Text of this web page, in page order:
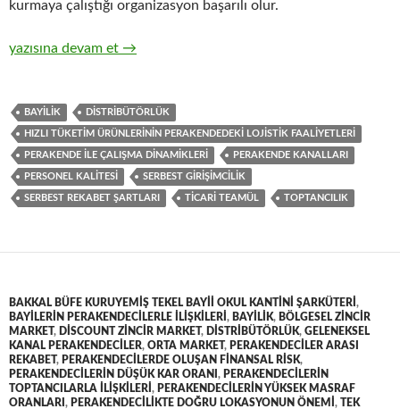
kurmaya çalıştığı organizasyon başarılı olur.
14-Zincir Perakendecilerle hızlı tüketim ürünlerinin toptan
yazısına devam et →
BAYILIK DISTRIBÜTÖRLÜK
HIZLI TÜKETIM ÜRÜNLERININ PERAKENDEDEKI LOJISTIK FAALIYETLERI
PERAKENDE ILE ÇALIŞMA DINAMIKLERI PERAKENDE KANALLARI
PERSONEL KALITESI SERBEST GIRIŞIMCILIK
SERBEST REKABET ŞARTLARI TICARI TEAMÜL TOPTANCILIK
BAKKAL BÜFE KURUYEMIŞ TEKEL BAYII OKUL KANTINI ŞARKÜTERI ,
BAYILERIN PERAKENDECILERLE ILIŞKILERI , BAYILIK, BÖLGESEL ZINCIR
MARKET, DISCOUNT ZINCIR MARKET, DISTRIBÜTÖRLÜK, GELENEKSEL
KANAL PERAKENDECILER, ORTA MARKET, PERAKENDECILER ARASI
REKABET, PERAKENDECILERDE OLUŞAN FINANSAL RISK,
PERAKENDECILERIN DÜŞÜK KAR ORANI , PERAKENDECILERIN
TOPTANCILARLA ILIŞKILERI , PERAKENDECILERIN YÜKSEK MASRAF
ORANLARI , PERAKENDECILIKTE DOĞRU LOKASYONUN ÖNEMI , TEK